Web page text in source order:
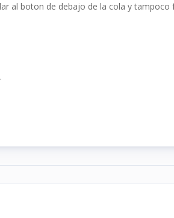
al boton de debajo de la cola y tampoco